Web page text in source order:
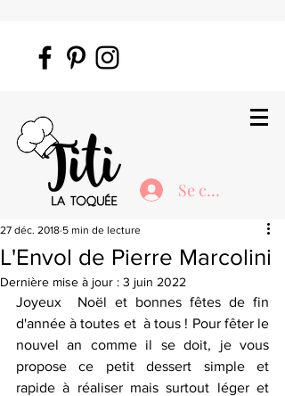
Se connecter
L'Envol de Pierre Marcolini
27 déc. 2018 5 min de lecture
Dernière mise à jour : 3 juin 2022
Joyeux  Noël et bonnes fêtes de fin
d'année à toutes et  à tous ! Pour fêter le
nouvel an comme il se doit, je vous
propose ce petit dessert simple et
rapide à réaliser mais surtout léger et